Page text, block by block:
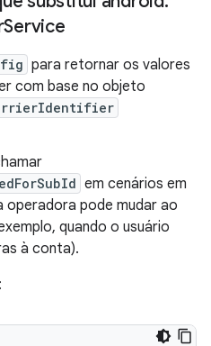
Service
para retornar os valores
com base no objeto
em cenários em
operadora pode mudar ao
quando o usuário
à conta).